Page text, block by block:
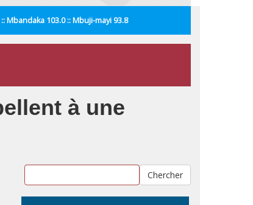
Mbandaka 103.0 :: Mbuji-mayi 93.8
à une
Chercher